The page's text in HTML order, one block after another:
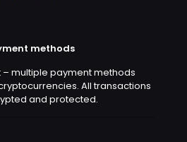
methods
multiple payment methods
All transactions
and protected.